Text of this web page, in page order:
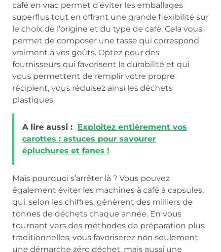
café en vrac permet d’éviter les emballages
superflus tout en offrant une grande flexibilité sur
le choix de l’origine et du type de café. Cela vous
permet de composer une tasse qui correspond
vraiment à vos goûts. Optez pour des
fournisseurs qui favorisent la durabilité et qui
vous permettent de remplir votre propre
récipient, vous réduisez ainsi les déchets
plastiques.
A lire aussi : Exploitez entièrement vos
carottes : astuces pour savourer
épluchures et fanes !
Mais pourquoi s’arrêter là ? Vous pouvez
également éviter les machines à café à capsules,
qui, selon les chiffres, génèrent des milliers de
tonnes de déchets chaque année. En vous
tournant vers des méthodes de préparation plus
traditionnelles, vous favoriserez non seulement
une démarche zéro déchet, mais aussi une